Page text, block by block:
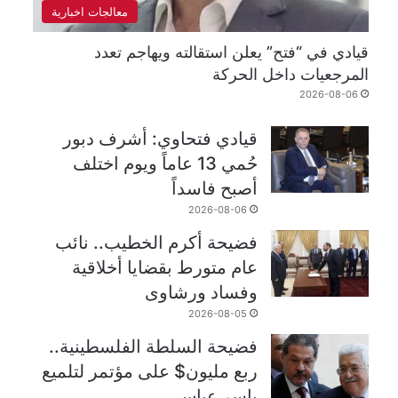
معالجات اخبارية
قيادي في “فتح” يعلن استقالته ويهاجم تعدد
المرجعيات داخل الحركة
2026-08-06
قيادي فتحاوي: أشرف دبور
حُمي 13 عاماً ويوم اختلف
أصبح فاسداً
2026-08-06
فضيحة أكرم الخطيب.. نائب
عام متورط بقضايا أخلاقية
وفساد ورشاوى
2026-08-05
فضيحة السلطة الفلسطينية..
ربع مليون$ على مؤتمر لتلميع